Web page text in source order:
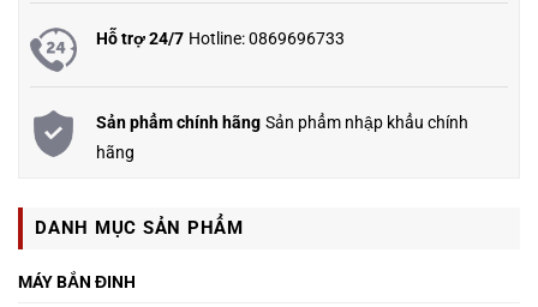
Hỗ trợ 24/7 Hotline: 0869696733
Sản phẩm chính hãng Sản phẩm nhập khẩu chính
hãng
DANH MỤC SẢN PHẨM
MÁY BẮN ĐINH